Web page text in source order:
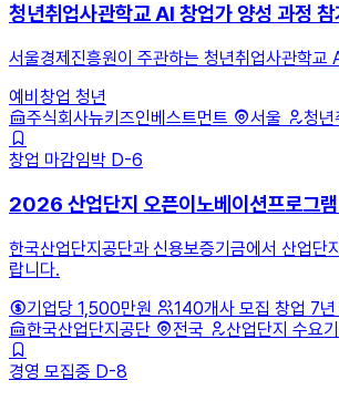
청년취업사관학교 AI 창업가 양성 과정
서울경제진흥원이 주관하는 청년취업사관학
예비창업 청년
주식회사뉴키즈인베스트먼트
서울
청
창업 마감임박 D-6
2026 산업단지 오픈이노베이션프로그
한국산업단지공단과 신용보증기금에서 산업단
랍니다.
기업당 1,500만원
140개사 모집 창업 7년
한국산업단지공단
전국
산업단지 수요
경영 모집중 D-8